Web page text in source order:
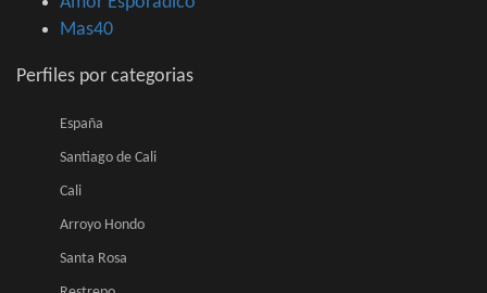
Mas40
Perfiles por categorias
España
Santiago de Cali
Cali
Arroyo Hondo
Santa Rosa